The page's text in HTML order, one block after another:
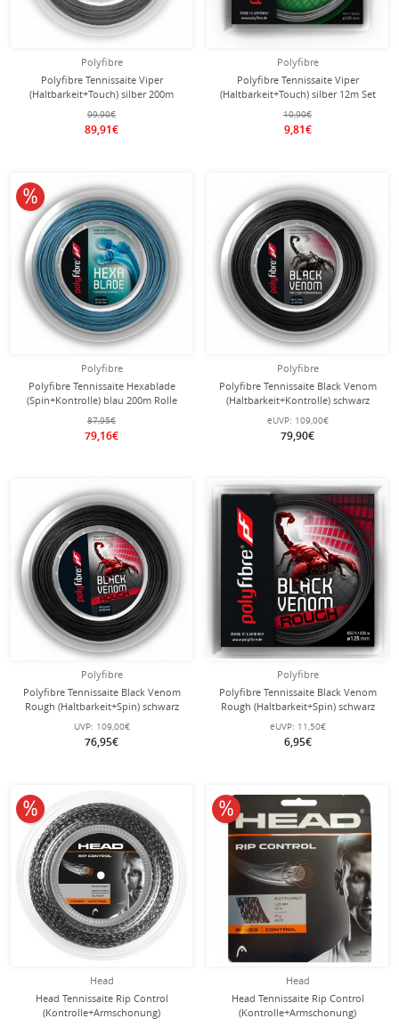
Polyfibre
Polyfibre Tennissaite Viper
(Haltbarkeit+Touch) silber 200m
Rolle
99,90€
89,91€
Polyfibre
Polyfibre Tennissaite Viper
(Haltbarkeit+Touch) silber 12m Set
10,90€
9,81€
Polyfibre
Polyfibre Tennissaite Hexablade
(Spin+Kontrolle) blau 200m Rolle
87,95€
79,16€
10% reduziert
Polyfibre
Polyfibre Tennissaite Black Venom
(Haltbarkeit+Kontrolle) schwarz
200m Rolle
eUVP: 109,00€
79,90€
Polyfibre
Polyfibre Tennissaite Black Venom
Rough (Haltbarkeit+Spin) schwarz
200m Rolle
UVP: 109,00€
76,95€
Polyfibre
Polyfibre Tennissaite Black Venom
Rough (Haltbarkeit+Spin) schwarz
12m Set
eUVP: 11,50€
6,95€
Head
Head Tennissaite Rip Control
(Kontrolle+Armschonung)
10% reduziert
Head
Head Tennissaite Rip Control
(Kontrolle+Armschonung)
10% reduziert